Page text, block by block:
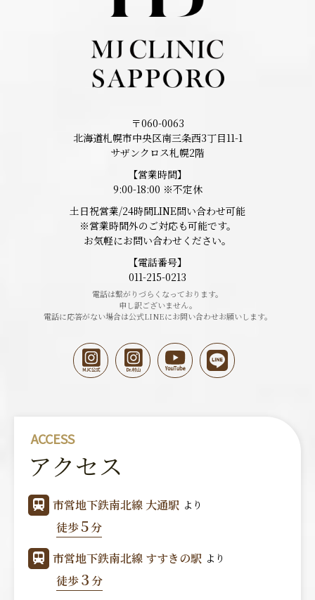
〒060-0063
北海道札幌市中央区南三条西3丁目11-1
サザンクロス札幌2階
【営業時間】
9:00-18:00 ※不定休
土日祝営業/24時間LINE問い合わせ可能
※営業時間外のご対応も可能です。
お気軽にお問い合わせください。
【電話番号】
011-215-0213
電話は繋がりづらくなっております。
申し訳ございません。
電話に応答がない場合は公式LINEにお問い合わせお願いします。
ACCESS
アクセス
市営地下鉄南北線 大通駅 より
徒歩5分
市営地下鉄南北線 すすきの駅 より
徒歩3分